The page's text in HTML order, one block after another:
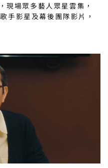
現場眾多藝人眾星雲集，
手影星及幕後團隊影片，